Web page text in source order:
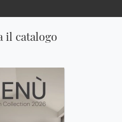
il catalogo